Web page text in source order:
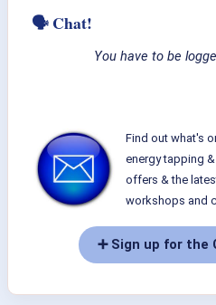
🗣 Chat!
You have to be
Find out what's
energy tapping
offers & the
workshops and
➕ Sign up for the